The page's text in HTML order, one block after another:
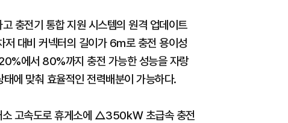
충전기 통합 지원 시스템의 원격 업데이트
저 대비 커넥터의 길이가 6m로 충전 용이성
에서 80%까지 충전 가능한 성능을 자랑
맞춰 효율적인 전력배분이 가능하다.
소 고속도로 휴게소에 △350㎾ 초급속 충전